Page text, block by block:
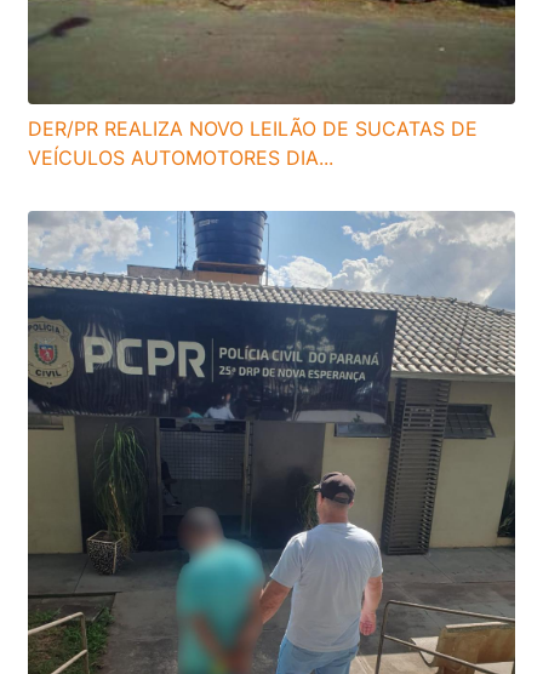
DER/PR REALIZA NOVO LEILÃO DE SUCATAS DE
VEÍCULOS AUTOMOTORES DIA...